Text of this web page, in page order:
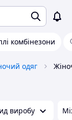
комбінезони
одяг
виробу